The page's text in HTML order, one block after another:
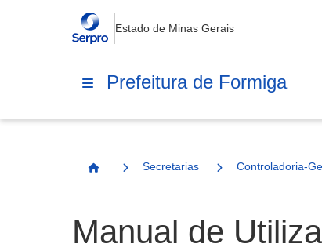
Estado de Minas Gerais
Prefeitura de Formiga
Página Inicial
Secretarias Controladoria-
Manual de